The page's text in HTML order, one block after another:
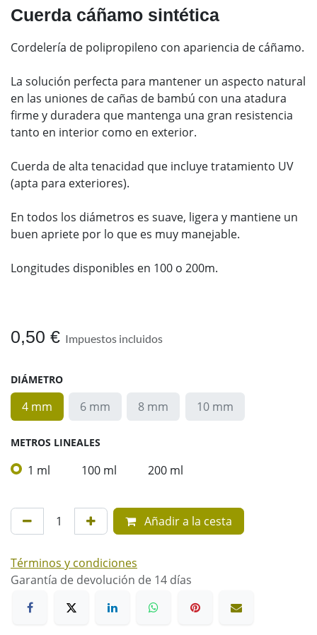
Cuerda cáñamo sintética
Cordelería de polipropileno con apariencia de cáñamo.
La solución perfecta para mantener un aspecto natural
en las uniones de cañas de bambú con una atadura
firme y duradera que mantenga una gran resistencia
tanto en interior como en exterior.
Cuerda de alta tenacidad que incluye tratamiento UV
(apta para exteriores).
En todos los diámetros es suave, ligera y mantiene un
buen apriete por lo que es muy manejable.
Longitudes disponibles en 100 o 200m.
0,50 € Impuestos incluidos
DIÁMETRO
4 mm 6 mm 8 mm 10 mm
METROS LINEALES
1 ml 100 ml 200 ml
Añadir a la cesta
Términos y condiciones
Garantía de devolución de 14 días